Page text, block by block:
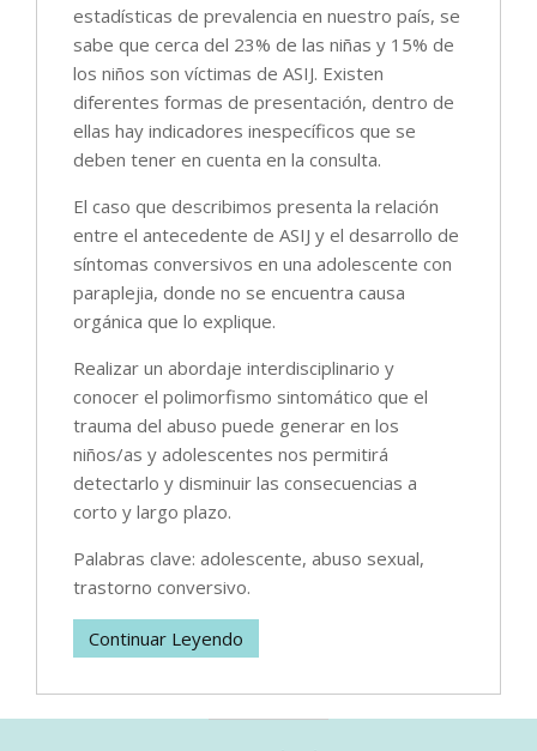
estadísticas de prevalencia en nuestro país, se
sabe que cerca del 23% de las niñas y 15% de
los niños son víctimas de ASIJ. Existen
diferentes formas de presentación, dentro de
ellas hay indicadores inespecíficos que se
deben tener en cuenta en la consulta.
El caso que describimos presenta la relación
entre el antecedente de ASIJ y el desarrollo de
síntomas conversivos en una adolescente con
paraplejia, donde no se encuentra causa
orgánica que lo explique.
Realizar un abordaje interdisciplinario y
conocer el polimorfismo sintomático que el
trauma del abuso puede generar en los
niños/as y adolescentes nos permitirá
detectarlo y disminuir las consecuencias a
corto y largo plazo.
Palabras clave: adolescente, abuso sexual,
trastorno conversivo.
Continuar Leyendo